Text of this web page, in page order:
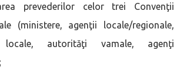
prevederilor celor trei Convenţii
(ministere, agenţii locale/regionale,
locale, autorităţi vamale, agenţi